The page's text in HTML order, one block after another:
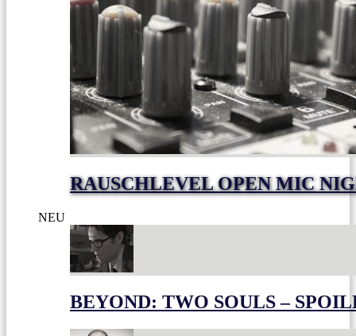
RAUSCHLEVEL OPEN MIC
NEU
BEYOND: TWO SOULS –